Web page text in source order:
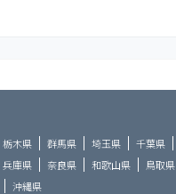
栃木県 群馬県 埼玉県 千葉県
兵庫県 奈良県 和歌山県 鳥取県
沖縄県